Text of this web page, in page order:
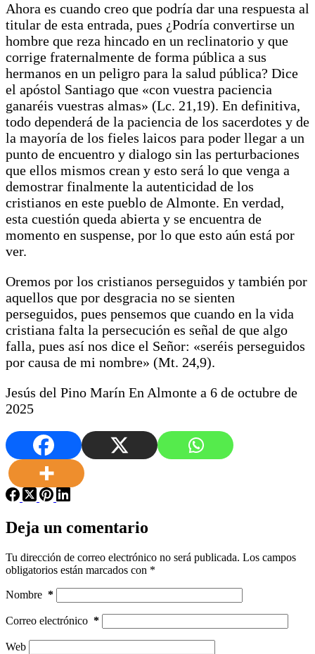
Ahora es cuando creo que podría dar una respuesta al
titular de esta entrada, pues ¿Podría convertirse un
hombre que reza hincado en un reclinatorio y que
corrige fraternalmente de forma pública a sus
hermanos en un peligro para la salud pública? Dice
el apóstol Santiago que «con vuestra paciencia
ganaréis vuestras almas» (Lc. 21,19). En definitiva,
todo dependerá de la paciencia de los sacerdotes y de
la mayoría de los fieles laicos para poder llegar a un
punto de encuentro y dialogo sin las perturbaciones
que ellos mismos crean y esto será lo que venga a
demostrar finalmente la autenticidad de los
cristianos en este pueblo de Almonte. En verdad,
esta cuestión queda abierta y se encuentra de
momento en suspense, por lo que esto aún está por
ver.
Oremos por los cristianos perseguidos y también por
aquellos que por desgracia no se sienten
perseguidos, pues pensemos que cuando en la vida
cristiana falta la persecución es señal de que algo
falla, pues así nos dice el Señor: «seréis perseguidos
por causa de mi nombre» (Mt. 24,9).
Jesús del Pino Marín En Almonte a 6 de octubre de
2025
Deja un comentario
Tu dirección de correo electrónico no será publicada. Los campos
obligatorios están marcados con *
Nombre *
Correo electrónico *
Web